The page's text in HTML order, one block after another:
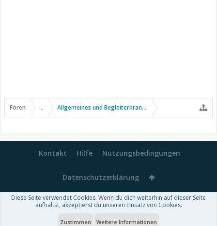
Foren ... Allgemeines und Begleiterkrankungen
Kontakt Hilfe Nutzungsbedingungen
Datenschutzerklärung
Forum software by XenForo™-Deutsch von xenDach
Theme designed byThemeHouse
Diese Seite verwendet Cookies. Wenn du dich weiterhin auf dieser Seite
aufhältst, akzeptierst du unseren Einsatz von Cookies.
Zustimmen Weitere Informationen